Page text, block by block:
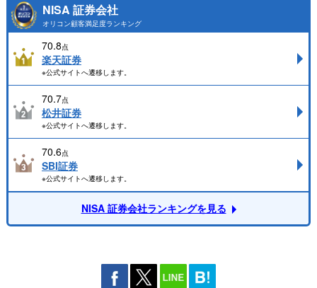
NISA 証券会社
オリコン顧客満足度ランキング
70.8点
楽天証券
※公式サイトへ遷移します。
70.7点
松井証券
※公式サイトへ遷移します。
70.6点
SBI証券
※公式サイトへ遷移します。
NISA 証券会社ランキングを見る